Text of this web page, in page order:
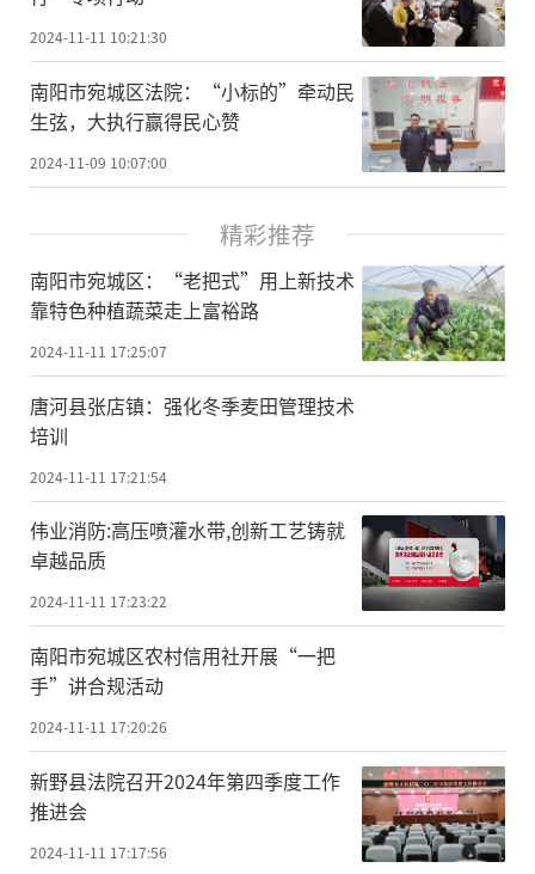
2024-11-11 10:21:30
南阳市宛城区法院：“小标的”牵动民
生弦，大执行赢得民心赞
2024-11-09 10:07:00
精彩推荐
南阳市宛城区：“老把式”用上新技术
靠特色种植蔬菜走上富裕路
2024-11-11 17:25:07
唐河县张店镇：强化冬季麦田管理技术
培训
2024-11-11 17:21:54
伟业消防:高压喷灌水带,创新工艺铸就
卓越品质
2024-11-11 17:23:22
南阳市宛城区农村信用社开展“一把
手”讲合规活动
2024-11-11 17:20:26
新野县法院召开2024年第四季度工作
推进会
2024-11-11 17:17:56